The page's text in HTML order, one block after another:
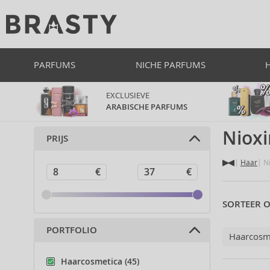
PARFUMS NICHE PARFUMS
EXCLUSIEVE
ARABISCHE PARFUMS
Haar
SORTEER
PRIJS
PORTFOLIO
Haarcosmetica (45)